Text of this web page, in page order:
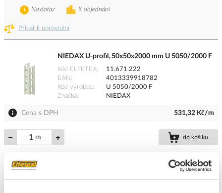
Přidat k porovnání
K objednání
Na dotaz
NIEDAX U-profil, 50x50x2000 mm U 5050/2000 F
Kód ELFETEX
11.671.222
EAN
4013339918782
Kód výrobce
U 5050/2000 F
Značka
NIEDAX
Cena s DPH 531,32 Kč/m
m do košíku
Na dotaz